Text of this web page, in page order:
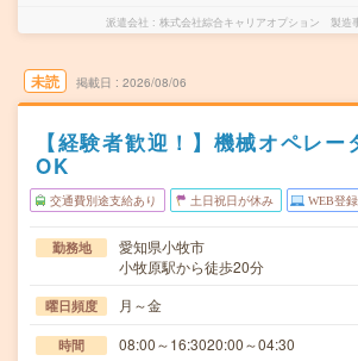
派遣会社 株式会社綜合キャリアオプション 製造
未読 掲載日 2026/08/06
【経験者歓迎！】機械オペレー
OK
交通費別途支給あり 土日祝日が休み WEB登
勤務地
愛知県小牧市
小牧原駅から徒歩20分
曜日頻度 月～金
時間 08:00～16:3020:00～04:30